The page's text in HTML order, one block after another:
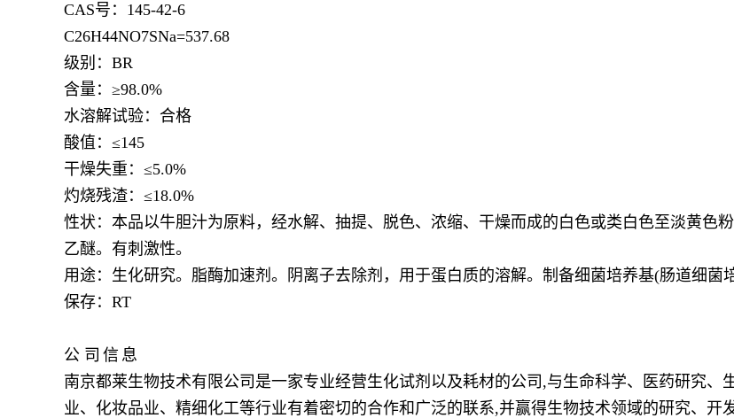
CAS号：145-42-6
C26H44NO7SNa=537.68
级别： BR
含量： ≥98.0%
水溶解试验：合格
酸值： ≤145
干燥失重： ≤5.0%
灼烧残渣： ≤18.0%
性状：本品以牛胆汁为原料，经水解、抽提、脱色、浓缩、干燥而成的白色或类白色至淡黄色
乙醚。有刺激性。
用途：生化研究。脂酶加速剂。阴离子去除剂，用于蛋白质的溶解。制备细菌培养基(肠道细菌
保存： RT
公 司 信 息
南京都莱生物技术有限公司是一家专业经营生化试剂以及耗材的公司,与生命科学、医药研究
业、化妆品业、精细化工等行业有着密切的合作和广泛的联系,并赢得生物技术领域的研究、开